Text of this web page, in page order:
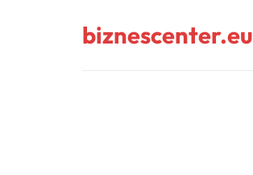
biznescenter.eu